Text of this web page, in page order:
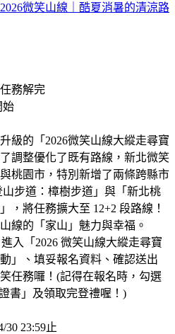
微笑山線｜酷夏消暑的清涼路
務解完
始
級的「2026微笑山線大縱走尋寶
調整優化了既有路線，新北微笑
桃園市，特別新增了兩條跨縣市
步道：樟樹步道」與「新北桃
，將任務擴大至 12+2 段路線！
線的「家山」魅力與幸福。
入「2026 微笑山線大縱走尋寶
」、填妥報名資料、確認送出
任務囉！(記得在報名時，勾選
書」及領取完登禮喔！)
30 23:59止